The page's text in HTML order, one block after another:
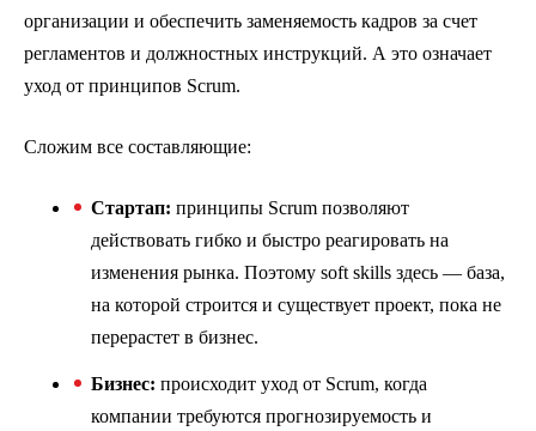
организации и обеспечить заменяемость кадров за счет
регламентов и должностных инструкций. А это означает
уход от принципов Scrum.
Сложим все составляющие:
Стартап: принципы Scrum позволяют
действовать гибко и быстро реагировать на
изменения рынка. Поэтому soft skills здесь — база,
на которой строится и существует проект, пока не
перерастет в бизнес.
Бизнес: происходит уход от Scrum, когда
компании требуются прогнозируемость и